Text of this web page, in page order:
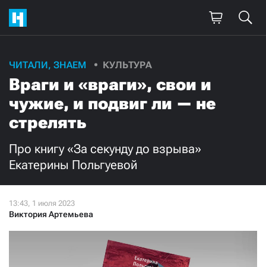
ЧИТАЛИ, ЗНАЕМ КУЛЬТУРА
Враги и «враги», свои и
чужие, и подвиг ли — не
стрелять
Про книгу «За секунду до взрыва»
Екатерины Польгуевой
Виктория Артемьева
Поддержите
нашу работу!
Ежемесячно Разово
3000
Нажимая кнопку «Стать соучастником»,
и подтверждаю свое гражданство РФ